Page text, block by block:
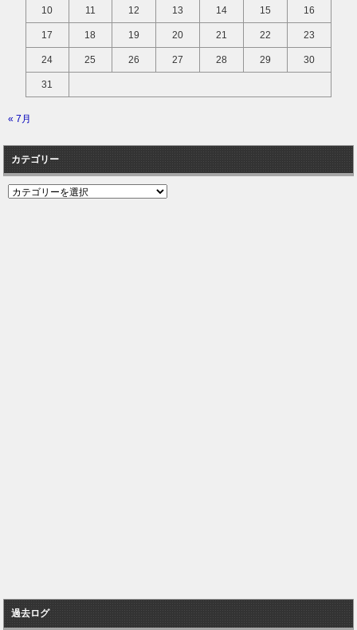
10 11 12 13 14 15 16
17 18 19 20 21 22 23
24 25 26 27 28 29 30
31
« 7月
カテゴリー
カ
過去ログ